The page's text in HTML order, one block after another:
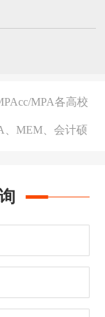
MPA各高校
、MEM、会计硕